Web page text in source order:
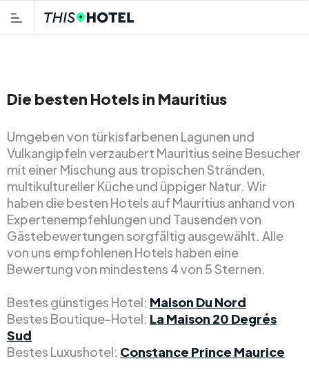
Die besten Hotels in Mauritius
Umgeben von türkisfarbenen Lagunen und
Vulkangipfeln verzaubert Mauritius seine Besucher
mit einer Mischung aus tropischen Stränden,
multikultureller Küche und üppiger Natur. Wir
haben die besten Hotels auf Mauritius anhand von
Expertenempfehlungen und Tausenden von
Gästebewertungen sorgfältig ausgewählt. Alle
von uns empfohlenen Hotels haben eine
Bewertung von mindestens 4 von 5 Sternen.
Bestes günstiges Hotel: Maison Du Nord
Bestes Boutique-Hotel: La Maison 20 Degrés
Sud
Bestes Luxushotel: Constance Prince Maurice